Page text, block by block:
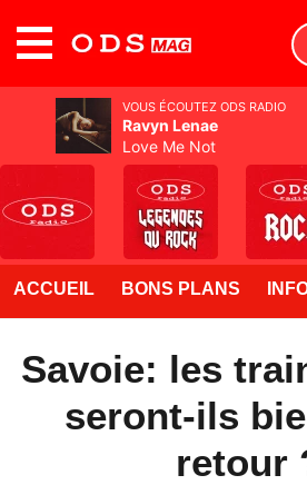
ACCUEIL BONS PLANS
Savoie: les
seront-ils
retour
VOUS ÉCOUTEZ ODS RADIO
Ravyn Lenae
Love Me Not